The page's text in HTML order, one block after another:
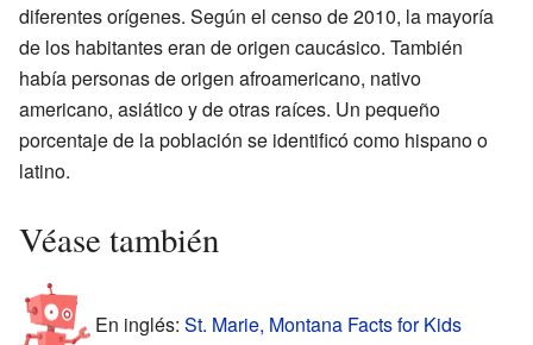
diferentes orígenes. Según el censo de 2010, la mayoría
de los habitantes eran de origen caucásico. También
había personas de origen afroamericano, nativo
americano, asiático y de otras raíces. Un pequeño
porcentaje de la población se identificó como hispano o
latino.
Véase también
En inglés: St. Marie, Montana Facts for Kids